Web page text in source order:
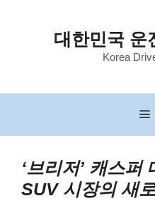
너
대한민국 운
Korea
‘브리저’ 캐스퍼
SUV 시장의 새